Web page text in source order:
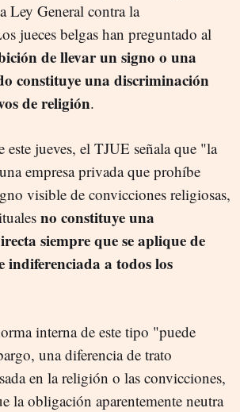
Ley General contra la
jueces belgas han preguntado al
de llevar un signo o una
constituye una discriminación
de religión.
este jueves, el TJUE señala que "la
empresa privada que prohíbe
visible de convicciones religiosas,
no constituye una
siempre que se aplique de
indiferenciada a todos los
interna de este tipo "puede
una diferencia de trato
en la religión o las convicciones,
la obligación aparentemente neutra